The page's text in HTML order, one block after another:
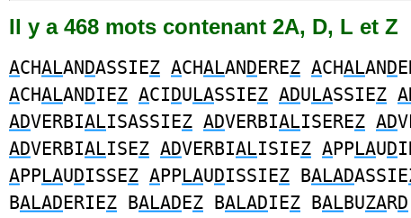
Il y a 468 mots contenant 2A, D, L et Z
ACHALANDASSIEZ ACHALANDEREZ ACHALAND
ACHALANDIEZ ACIDULASSIEZ ADULASSIEZ
ADVERBIALISASSIEZ ADVERBIALISEREZ AD
ADVERBIALISEZ ADVERBIALISIEZ APPLAUD
APPLAUDISSEZ APPLAUDISSIEZ BALADASSIE
BALADERIEZ BALADEZ BALADIEZ BALBUZARD